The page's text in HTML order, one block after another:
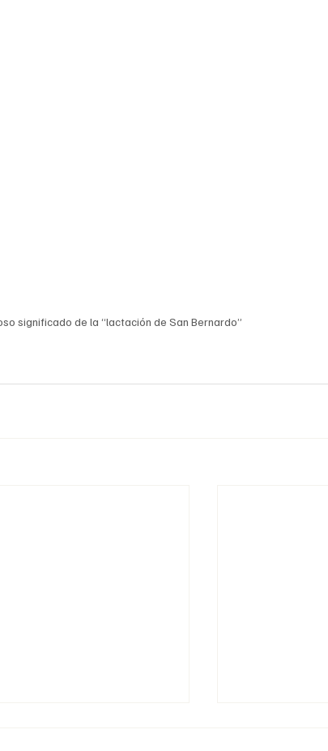
significado de la “lactación de San Bernardo”